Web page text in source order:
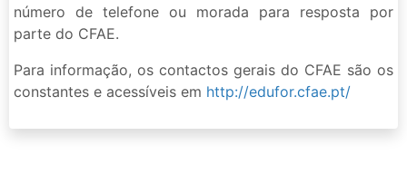
número de telefone ou morada para resposta por
parte do CFAE.
Para informação, os contactos gerais do CFAE são os
constantes e acessíveis em http://edufor.cfae.pt/